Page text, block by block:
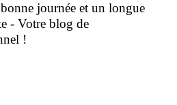
journée et un longue
- Votre blog de
!